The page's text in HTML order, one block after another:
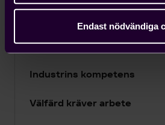
Endast nödvändiga
Industrin – vårt bästa
Industrins kompetens
Välfärd kräver arbete